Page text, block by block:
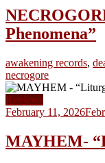
Phenomena”
awakening records,
necrogore
Reviews
February 11, 2026
MAYHEM-